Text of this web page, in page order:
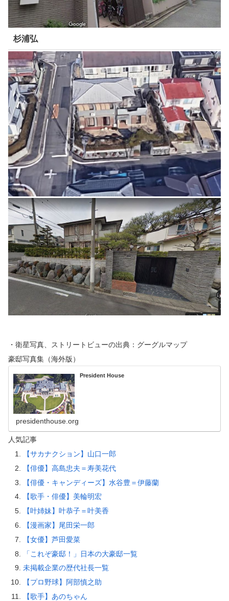
杉浦弘
・衛星写真、ストリートビューの出典：グーグルマップ
豪邸写真集（海外版）
President House
presidenthouse.org
人気記事
【サカナクション】山口一郎
【俳優】高島忠夫＝寿美花代
【俳優・キャンディーズ】水谷豊＝伊藤蘭
【歌手・俳優】美輪明宏
【叶姉妹】叶恭子＝叶美香
【漫画家】尾田栄一郎
【女優】芦田愛菜
「これぞ豪邸！」日本の大豪邸一覧
未掲載企業の歴代社長一覧
【プロ野球】阿部慎之助
【歌手】あのちゃん